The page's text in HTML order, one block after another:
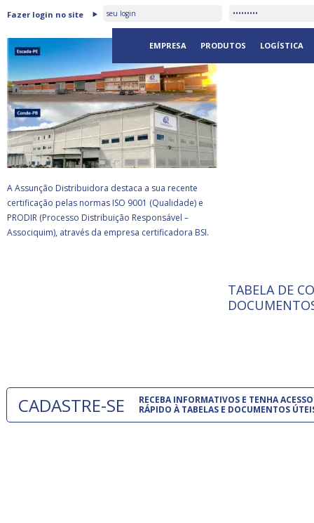
Fazer login no site
EMPRESA PRODUTOS LOGÍSTICA
ASSUNÇÃO DISTRIBUIDORA É
CERTIFICADA PELA BSI
A Assunção Distribuidora destaca a sua recente
certificação pelas normas ISO 9001 (Qualidade) e
PRODIR (Processo Distribuição Responsável –
Associquim), através da empresa certificadora BSI.
ISO 9001:
A
TABELA DE
CADASTRE-SE
RECEBA INFORMATIVOS E TENHA ACESSO
RÁPIDO À TABELAS E DOCUMENTOS